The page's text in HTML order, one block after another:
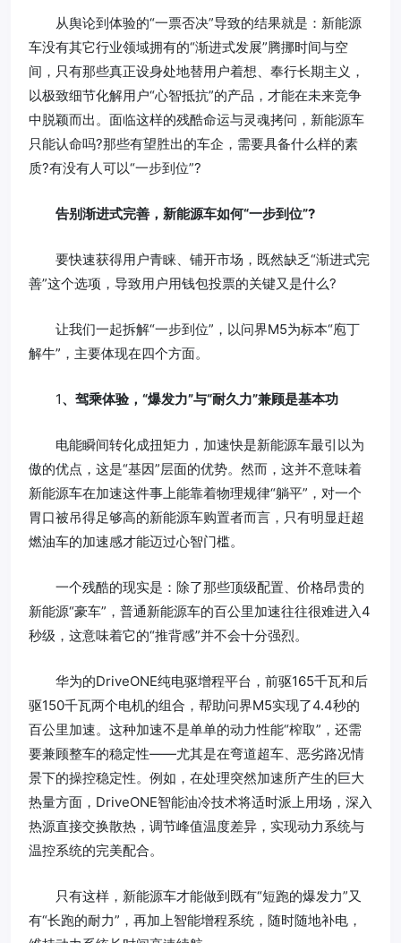
从舆论到体验的“一票否决”导致的结果就是：新能源
车没有其它行业领域拥有的“渐进式发展”腾挪时间与空
间，只有那些真正设身处地替用户着想、奉行长期主义，
以极致细节化解用户“心智抵抗”的产品，才能在未来竞争
中脱颖而出。面临这样的残酷命运与灵魂拷问，新能源车
只能认命吗?那些有望胜出的车企，需要具备什么样的素
质?有没有人可以“一步到位”?
告别渐进式完善，新能源车如何“一步到位”?
要快速获得用户青睐、铺开市场，既然缺乏“渐进式完
善”这个选项，导致用户用钱包投票的关键又是什么?
让我们一起拆解“一步到位”，以问界M5为标本“庖丁
解牛”，主要体现在四个方面。
1、驾乘体验，“爆发力”与“耐久力”兼顾是基本功
电能瞬间转化成扭矩力，加速快是新能源车最引以为
傲的优点，这是“基因”层面的优势。然而，这并不意味着
新能源车在加速这件事上能靠着物理规律“躺平”，对一个
胃口被吊得足够高的新能源车购置者而言，只有明显赶超
燃油车的加速感才能迈过心智门槛。
一个残酷的现实是：除了那些顶级配置、价格昂贵的
新能源“豪车”，普通新能源车的百公里加速往往很难进入4
秒级，这意味着它的“推背感”并不会十分强烈。
华为的DriveONE纯电驱增程平台，前驱165千瓦和后
驱150千瓦两个电机的组合，帮助问界M5实现了4.4秒的
百公里加速。这种加速不是单单的动力性能“榨取”，还需
要兼顾整车的稳定性——尤其是在弯道超车、恶劣路况情
景下的操控稳定性。例如，在处理突然加速所产生的巨大
热量方面，DriveONE智能油冷技术将适时派上用场，深入
热源直接交换散热，调节峰值温度差异，实现动力系统与
温控系统的完美配合。
只有这样，新能源车才能做到既有“短跑的爆发力”又
有“长跑的耐力”，再加上智能增程系统，随时随地补电，